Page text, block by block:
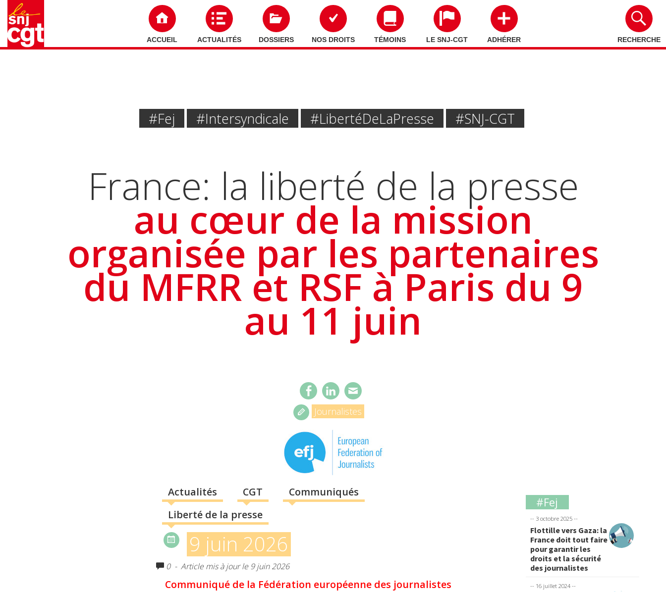
ACCUEIL ACTUALITÉS DOSSIERS NOS DROITS TÉMOINS LE SNJ-CGT ADHÉRER RECHERCHE
#Fej #intersyndicale #liberté De La Presse #SNJ-CGT
France: la liberté de la presse
au cœur de la mission
organisée par les partenaires
du MFRR et RSF à Paris du 9
au 11 juin
Journalistes
Actualités CGT
Communiqués
Liberté de la presse
9 juin 2026
0 - Article mis à jour le 9 juin 2026
Communiqué de la Fédération européenne des journalistes
#Fej
-- 3 octobre 2025 --
Flottille vers Gaza: la
France doit tout faire
pour garantir les
droits et la sécurité
des journalistes
-- 16 juillet 2024 --